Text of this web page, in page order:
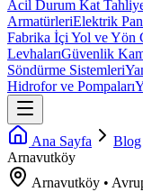
Acil Durum Kat
ArmatürleriElektrik
Fabrika İçi Yol ve Yön
LevhalarıGüvenlik
Söndürme Sistemleri
Hidrofor ve Pompaları
Ana Sayfa Blog
Arnavutköy
Arnavutköy •